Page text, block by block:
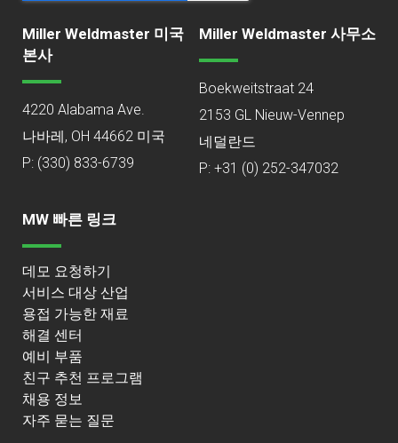
Miller Weldmaster 미국
본사
4220 Alabama Ave.
나바레, OH 44662 미국
P: (330) 833-6739
Miller Weldmaster 사무소
Boekweitstraat 24
2153 GL Nieuw-Vennep
네덜란드
P: +31 (0) 252-347032
MW 빠른 링크
데모 요청하기
서비스 대상 산업
용접 가능한 재료
해결 센터
예비 부품
친구 추천 프로그램
채용 정보
자주 묻는 질문